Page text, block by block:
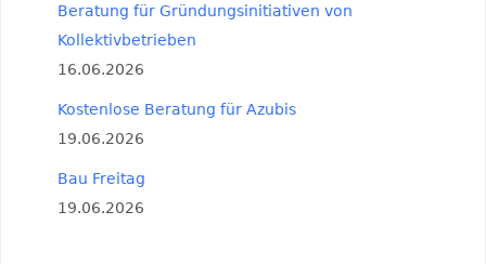
Beratung für Gründungsinitiativen von
Kollektivbetrieben
16.06.2026
Kostenlose Beratung für Azubis
19.06.2026
Bau Freitag
19.06.2026